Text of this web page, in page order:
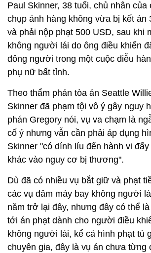
Paul Skinner, 38 tuổi, chủ nhân của
chụp ảnh hàng không vừa bị kết án
và phải nộp phạt 500 USD, sau khi
không người lái do ông điều khiển
đông người trong một cuộc diễu
phụ nữ bất tỉnh.
Theo thẩm phán tòa án Seattle
Skinner đã phạm tội vô ý gây nguy
phán Gregory nói, vụ va chạm là
cố ý nhưng vẫn cần phải áp dụng
Skinner "có dính líu đến hành vi
khác vào nguy cơ bị thương".
Dù đã có nhiều vụ bắt giữ và phạt
các vụ đâm máy bay không người
năm trở lại đây, nhưng đây có thể
tới án phạt dành cho người điều
không người lái, kể cả hình phạt tù
chuyên gia, đây là vụ án chưa từng